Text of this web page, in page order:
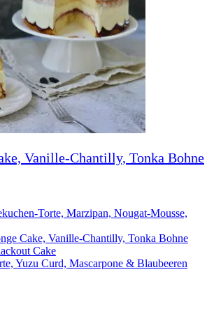
Vanille-Chantilly, Tonka Bohne